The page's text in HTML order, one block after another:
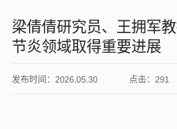
梁倩倩研究员、王拥军
节炎领域取得重要进展
发布时间：2026.05.30 点击： 291